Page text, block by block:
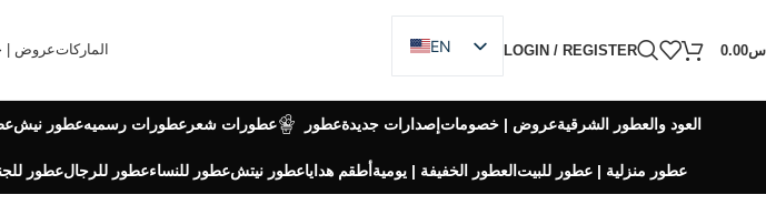
عروض |الماركات
EN
AR
LOGIN / REGISTER 0.00
عطور نيشعطورات رسميه عطورات شعر عطورإصدارات جديدةعروض | خصوماتالعود والعطور الشرقية
عطورعطور للرجالعطور للنساءعطور نيتشأطقم هداياالعطور الخفيفة | يوميةعطور منزلية | عطور للبيت